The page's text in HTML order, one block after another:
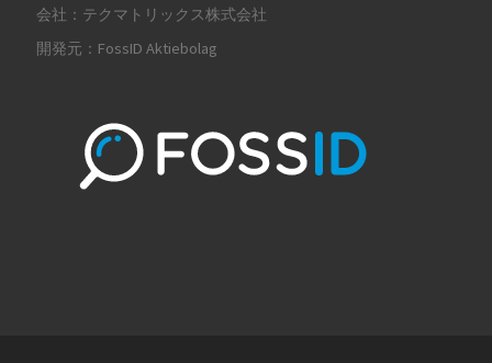
会社：テクマトリックス株式会社
開発元：FossID Aktiebolag